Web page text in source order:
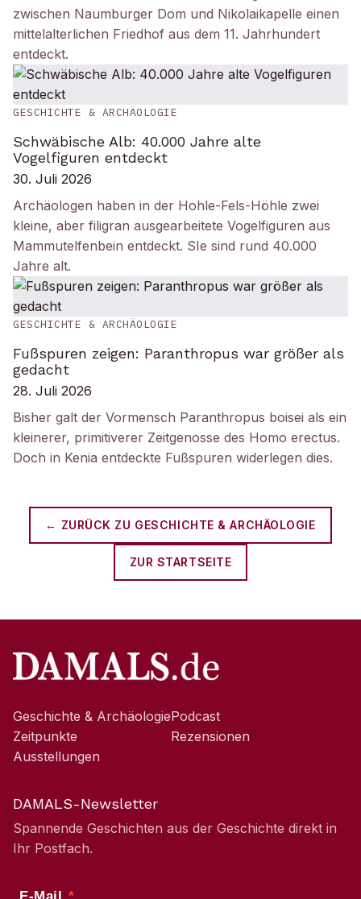
zwischen Naumburger Dom und Nikolaikapelle einen
mittelalterlichen Friedhof aus dem 11. Jahrhundert
entdeckt.
GESCHICHTE & ARCHÄOLOGIE
Schwäbische Alb: 40.000 Jahre alte
Vogelfiguren entdeckt
30. Juli 2026
Archäologen haben in der Hohle-Fels-Höhle zwei
kleine, aber filigran ausgearbeitete Vogelfiguren aus
Mammutelfenbein entdeckt. SIe sind rund 40.000
Jahre alt.
GESCHICHTE & ARCHÄOLOGIE
Fußspuren zeigen: Paranthropus war größer als
gedacht
28. Juli 2026
Bisher galt der Vormensch Paranthropus boisei als ein
kleinerer, primitiverer Zeitgenosse des Homo erectus.
Doch in Kenia entdeckte Fußspuren widerlegen dies.
← ZURÜCK ZU GESCHICHTE & ARCHÄOLOGIE
ZUR STARTSEITE
Geschichte & Archäologie
Zeitpunkte
Ausstellungen
Podcast
Rezensionen
DAMALS-Newsletter
Spannende Geschichten aus der Geschichte direkt in
Ihr Postfach.